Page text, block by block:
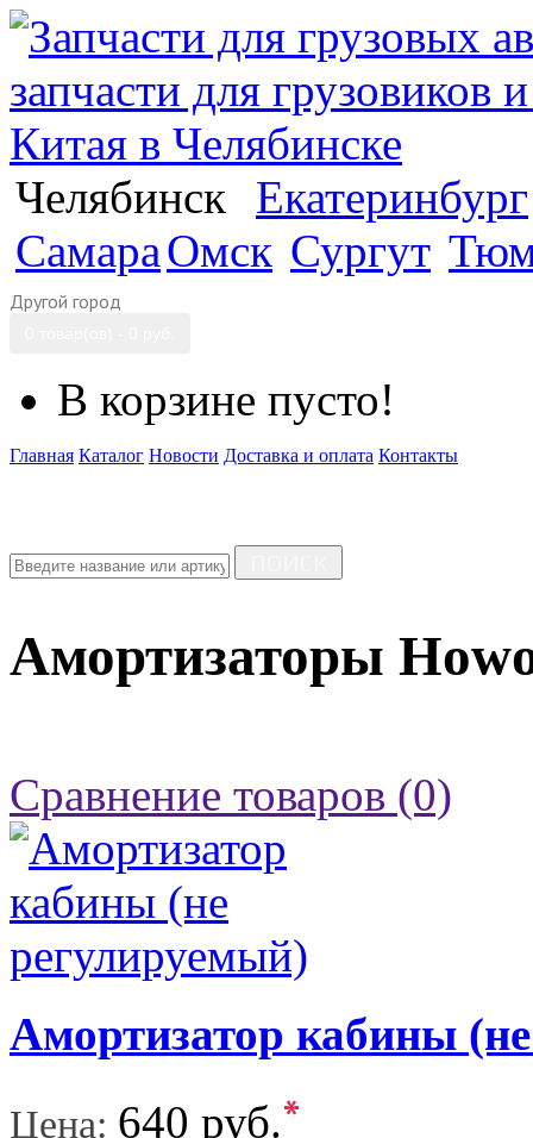
Челябинск
Екатеринбург
СамараОмск Сургут
Другой город
В корзине пусто!
Главная Каталог Новости Доставка и оплата Контакты
Амортизаторы
Сравнение товаров (0)
Амортизатор кабины
Цена: 640 руб.*